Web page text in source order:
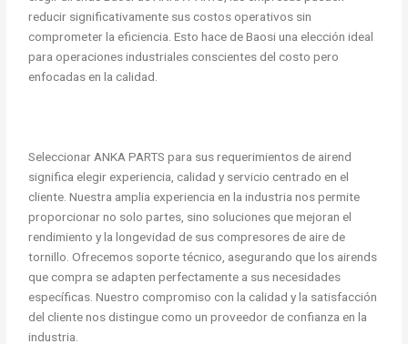
reducir significativamente sus costos operativos sin
comprometer la eficiencia. Esto hace de Baosi una elección ideal
para operaciones industriales conscientes del costo pero
enfocadas en la calidad.
Seleccionar ANKA PARTS para sus requerimientos de airend
significa elegir experiencia, calidad y servicio centrado en el
cliente. Nuestra amplia experiencia en la industria nos permite
proporcionar no solo partes, sino soluciones que mejoran el
rendimiento y la longevidad de sus compresores de aire de
tornillo. Ofrecemos soporte técnico, asegurando que los airends
que compra se adapten perfectamente a sus necesidades
específicas. Nuestro compromiso con la calidad y la satisfacción
del cliente nos distingue como un proveedor de confianza en la
industria.